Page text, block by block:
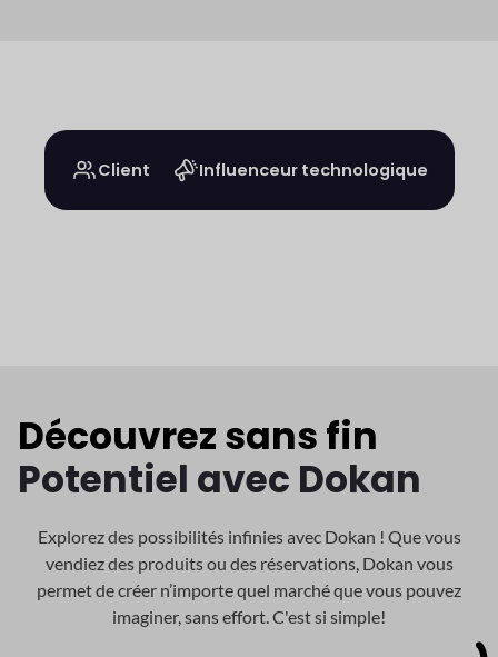
Client Influenceur technologique
Découvrez sans fin
Potentiel avec Dokan
Explorez des possibilités infinies avec Dokan ! Que vous
vendiez des produits ou des réservations, Dokan vous
permet de créer n’importe quel marché que vous pouvez
imaginer, sans effort. C'est si simple!